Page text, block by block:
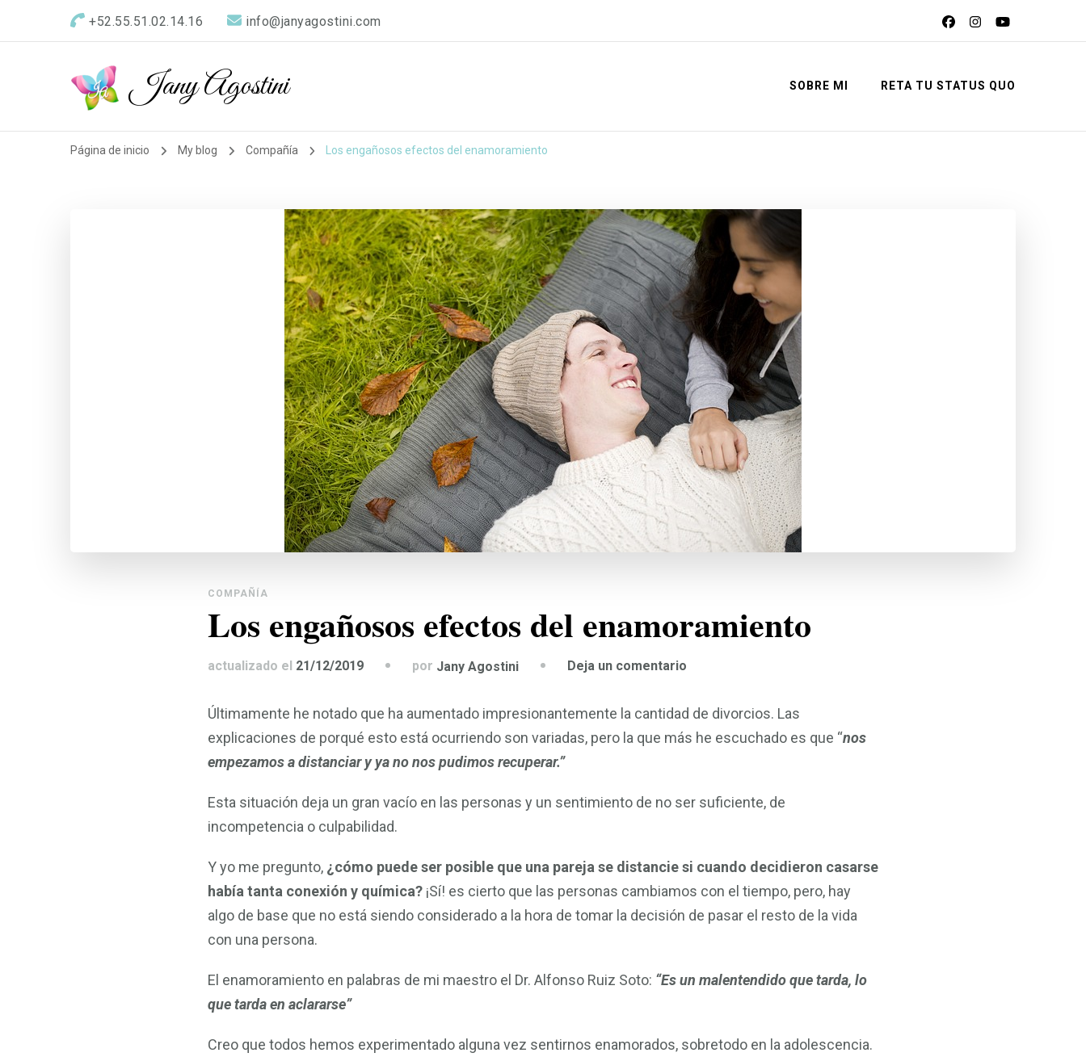
+52.55.51.02.14.16 info@janyagostini.com
Jany Agostini SOBRE MI RETA TU STATUS QUO
Página de inicio My blog Compañía Los engañosos efectos del enamoramiento
COMPAÑÍA
Los engañosos efectos del enamoramiento
actualizado el 21/12/2019 por Jany Agostini Deja un comentario
engañosos
efectos
Últimamente he notado que ha aumentado impresionantemente la cantidad de divorcios. Las
explicaciones de porqué esto está ocurriendo son variadas, pero la que más he escuchado es que “nos
empezamos a distanciar y ya no nos pudimos recuperar.”
Esta situación deja un gran vacío en las personas y un sentimiento de no ser suficiente, de
incompetencia o culpabilidad.
Y yo me pregunto, ¿cómo puede ser posible que una pareja se distancie si cuando decidieron casarse
había tanta conexión y química? ¡Sí! es cierto que las personas cambiamos con el tiempo, pero, hay
algo de base que no está siendo considerado a la hora de tomar la decisión de pasar el resto de la vida
con una persona.
El enamoramiento en palabras de mi maestro el Dr. Alfonso Ruiz Soto: “Es un malentendido que tarda, lo
que tarda en aclararse”
Creo que todos hemos experimentado alguna vez sentirnos enamorados, sobretodo en la adolescencia.